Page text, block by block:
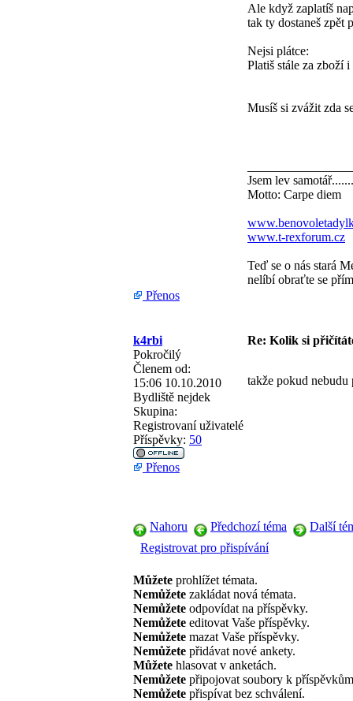
Ale když zaplatíš
tak ty dostaneš zpět
Nejsi plátce:
Platiš stále za zboží
Musíš si zvážit zda
Jsem lev
Motto: Carpe diem
www.t-rexforum.cz
Teď se o nás stará
nelíbí obraťte se
Přenos
k4rbi
Re: Kolik si
Pokročilý
Členem od:
15:06 10.10.2010
Bydliště nejdek
Skupina:
Registrovaní uživatelé
Příspěvky: 50
takže pokud nebudu
Přenos
Nahoru Předchozí téma
Další
Registrovat pro přispívání
Můžete prohlížet témata.
Nemůžete zakládat nová témata.
Nemůžete odpovídat na příspěvky.
Nemůžete editovat Vaše příspěvky.
Nemůžete mazat Vaše příspěvky.
Nemůžete přidávat nové ankety.
Můžete hlasovat v anketách.
Nemůžete připojovat soubory k
Nemůžete přispívat bez schválení.